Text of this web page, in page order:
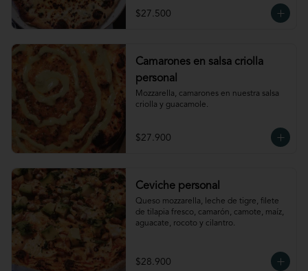
$27.500
Camarones en salsa criolla
personal
Mozzarella, camarones en nuestra salsa
criolla y guacamole.
$27.900
Ceviche personal
Queso mozzarella, leche de tigre, filete
de tilapia fresco, camarón, camote, maíz,
aguacate, rocoto y cilantro.
$28.900